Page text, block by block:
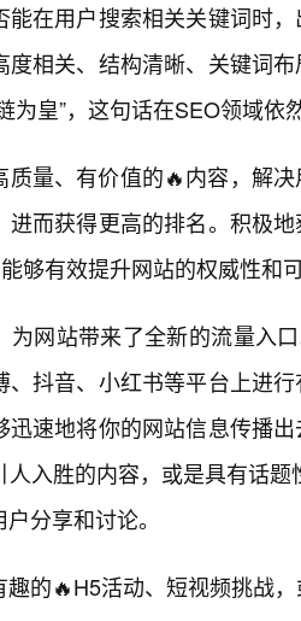
能在用户搜索相关关键词时
度相关、结构清晰、关键词
为皇”，这句话在SEO领域依
质量、有价值的🔥内容，解
进而获得更高的排名。积极
够有效提升网站的权威性和可
为网站带来了全新的流量入
抖音、小红书等平台上进
迅速地将你的网站信息传播
入胜的内容，或是具有话
分享和讨论。
的🔥H5活动、短视频挑战，